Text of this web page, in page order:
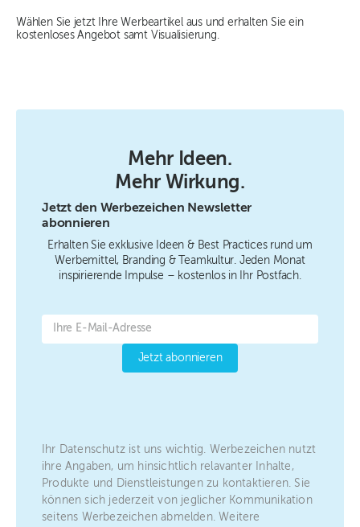
Wählen Sie jetzt Ihre Werbeartikel aus und erhalten Sie ein
kostenloses Angebot samt Visualisierung.
Mehr Ideen.
Mehr Wirkung.
Jetzt den Werbezeichen Newsletter
abonnieren
Erhalten Sie exklusive Ideen & Best Practices rund um
Werbemittel, Branding & Teamkultur. Jeden Monat
inspirierende Impulse – kostenlos in Ihr Postfach.
Jetzt abonnieren
Ihr Datenschutz ist uns wichtig. Werbezeichen nutzt
ihre Angaben, um hinsichtlich relavanter Inhalte,
Produkte und Dienstleistungen zu kontaktieren. Sie
können sich jederzeit von jeglicher Kommunikation
seitens Werbezeichen abmelden. Weitere